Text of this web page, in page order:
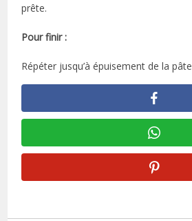
prête.
Pour finir :
Répéter jusqu’à épuisement de la pâte